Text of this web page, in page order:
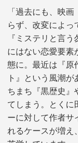
「過去にも、映
らず、改変によっ
『ミステリと言
にはない恋愛要素
態に。最近は『原
ト』という風潮
ちまち『黒歴史』
てしまう。とくに
ーに対して作者サ
れるケースが増え